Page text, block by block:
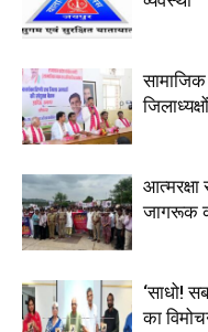
सामाजिक
जागरूक
‘साधो!
का